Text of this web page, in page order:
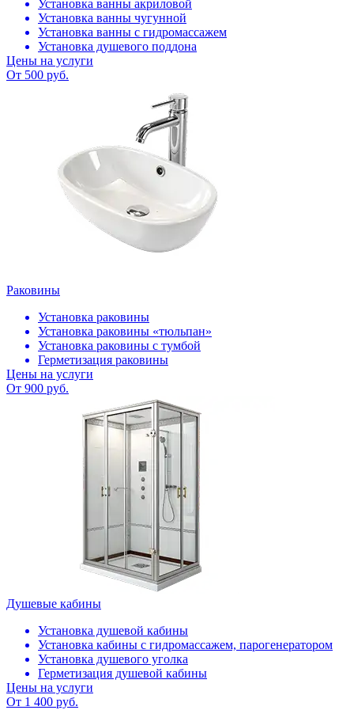
Установка ванны акриловой
Установка ванны чугунной
Установка ванны с гидромассажем
Установка душевого поддона
Цены на услуги
От 500 руб.
Раковины
Установка раковины
Установка раковины «тюльпан»
Установка раковины с тумбой
Герметизация раковины
Цены на услуги
От 900 руб.
Душевые кабины
Установка душевой кабины
Установка кабины с гидромассажем, парогенератором
Установка душевого уголка
Герметизация душевой кабины
Цены на услуги
От 1 400 руб.